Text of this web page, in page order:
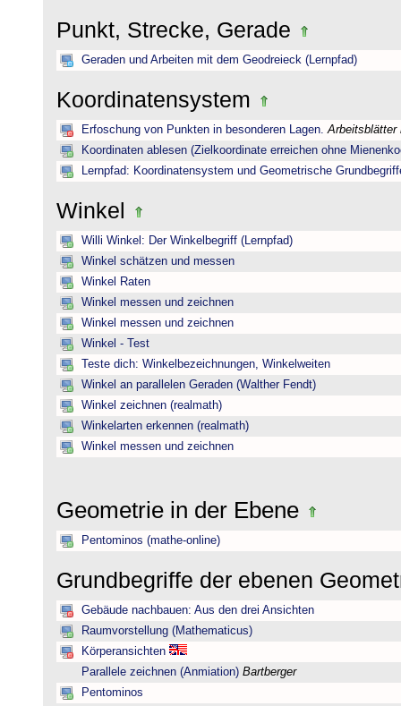
Punkt, Strecke, Gerade
Geraden und Arbeiten mit dem Geodreieck (Lernpfad)
Koordinatensystem
Erfoschung von Punkten in besonderen Lagen. Arbeitsblätter
Koordinaten ablesen (Zielkoordinate erreichen ohne
Lernpfad: Koordinatensystem und Geometrische
Winkel
Willi Winkel: Der Winkelbegriff (Lernpfad)
Winkel schätzen und messen
Winkel Raten
Winkel messen und zeichnen
Winkel messen und zeichnen
Winkel - Test
Teste dich: Winkelbezeichnungen, Winkelweiten
Winkel an parallelen Geraden (Walther Fendt)
Winkel zeichnen (realmath)
Winkelarten erkennen (realmath)
Winkel messen und zeichnen
Geometrie in der Ebene
Pentominos (mathe-online)
Grundbegriffe der ebenen
Gebäude nachbauen: Aus den drei Ansichten
Raumvorstellung (Mathematicus)
Körperansichten
Parallele zeichnen (Anmiation) Bartberger
Pentominos